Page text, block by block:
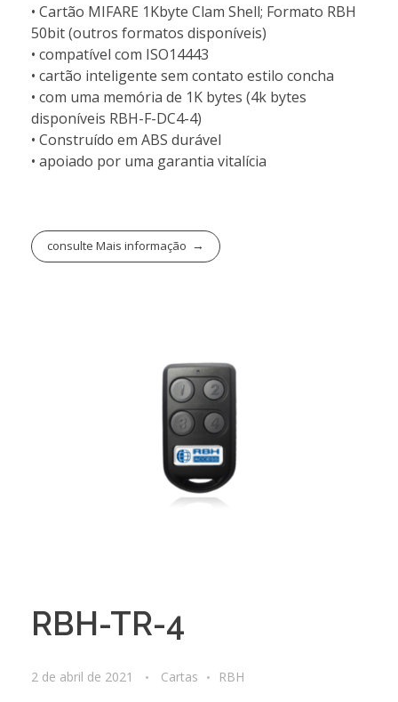
• Cartão MIFARE 1Kbyte Clam Shell; Formato RBH
50bit (outros formatos disponíveis)
• compatível com ISO14443
• cartão inteligente sem contato estilo concha
• com uma memória de 1K bytes (4k bytes
disponíveis RBH-F-DC4-4)
• Construído em ABS durável
• apoiado por uma garantia vitalícia
consulte Mais informação
RBH-TR-4
2 de abril de 2021 Cartas RBH